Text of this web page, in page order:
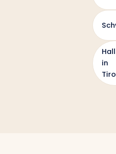
Hall
in